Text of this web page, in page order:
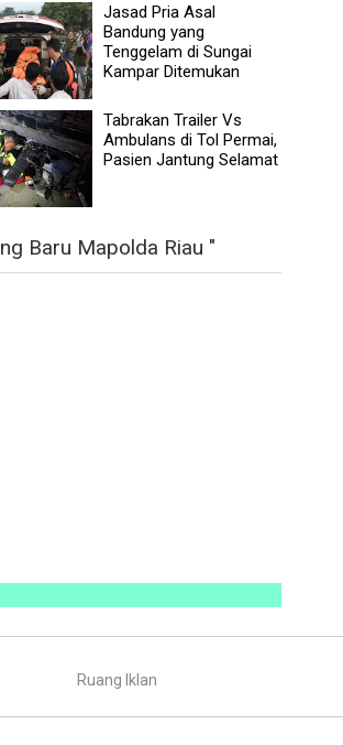
Jasad Pria Asal
Bandung yang
Tenggelam di Sungai
Kampar Ditemukan
Tabrakan Trailer Vs
Ambulans di Tol Permai,
Pasien Jantung Selamat
Baru Mapolda Riau "
Ruang Iklan